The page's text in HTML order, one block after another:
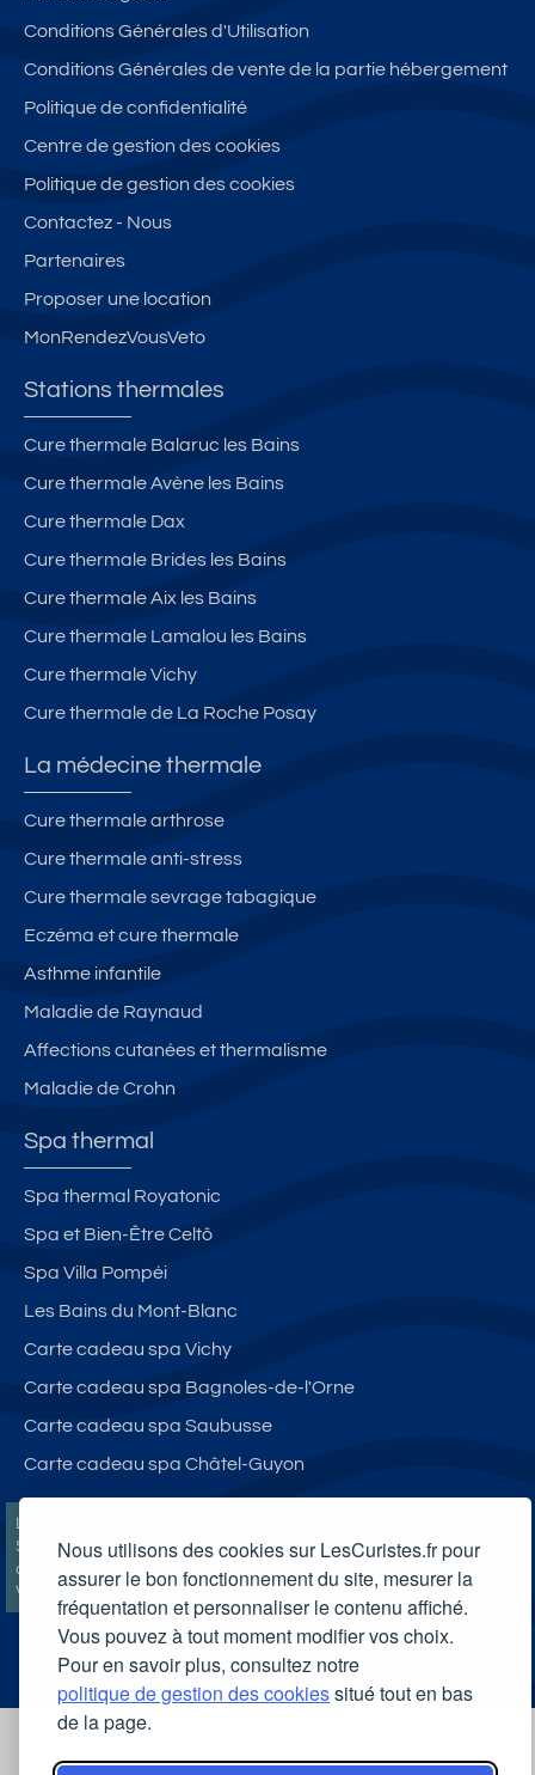
Nous utilisons des cookies sur LesCuristes.fr pour
assurer le bon fonctionnement du site, mesurer la
fréquentation et personnaliser le contenu affiché.
Vous pouvez à tout moment modifier vos choix.
Pour en savoir plus, consultez notre
politique de gestion des cookiessitué tout en bas
de la page.
Conditions Générales d'Utilisation
Conditions Générales de vente de la partie hébergement
Politique de confidentialité
Centre de gestion des cookies
Politique de gestion des cookies
Contactez - Nous
Partenaires
Proposer une location
MonRendezVousVeto
Stations thermales
Cure thermale Balaruc les Bains
Cure thermale Avène les Bains
Cure thermale Dax
Cure thermale Brides les Bains
Cure thermale Aix les Bains
Cure thermale Lamalou les Bains
Cure thermale Vichy
Cure thermale de La Roche Posay
La médecine thermale
Cure thermale arthrose
Cure thermale anti-stress
Cure thermale sevrage tabagique
Eczéma et cure thermale
Asthme infantile
Maladie de Raynaud
Affections cutanées et thermalisme
Maladie de Crohn
Spa thermal
Spa thermal Royatonic
Spa et Bien-Être Celtô
Spa Villa Pompéi
Les Bains du Mont-Blanc
Carte cadeau spa Vichy
Carte cadeau spa Bagnoles-de-l'Orne
Carte cadeau spa Saubusse
Carte cadeau spa Châtel-Guyon
LesCuristes.fr participe et est conforme à l'ensemble des
Spécifications et Politiques du Transparency & Consent Framework
de l'IAB Europe et utilise la Consent Management Platform n°92.
Vous pouvez modifier vos choix à tout moment encliquant ici.